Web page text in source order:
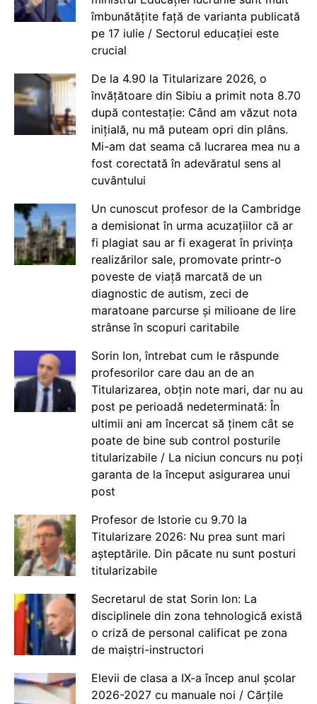
îmbunătățite față de varianta publicată
pe 17 iulie / Sectorul educației este
crucial
De la 4.90 la Titularizare 2026, o
învățătoare din Sibiu a primit nota 8.70
după contestație: Când am văzut nota
inițială, nu mă puteam opri din plâns.
Mi-am dat seama că lucrarea mea nu a
fost corectată în adevăratul sens al
cuvântului
Un cunoscut profesor de la Cambridge
a demisionat în urma acuzațiilor că ar
fi plagiat sau ar fi exagerat în privința
realizărilor sale, promovate printr-o
poveste de viață marcată de un
diagnostic de autism, zeci de
maratoane parcurse și milioane de lire
strânse în scopuri caritabile
Sorin Ion, întrebat cum le răspunde
profesorilor care dau an de an
Titularizarea, obțin note mari, dar nu au
post pe perioadă nedeterminată: În
ultimii ani am încercat să ținem cât se
poate de bine sub control posturile
titularizabile / La niciun concurs nu poți
garanta de la început asigurarea unui
post
Profesor de Istorie cu 9.70 la
Titularizare 2026: Nu prea sunt mari
așteptările. Din păcate nu sunt posturi
titularizabile
Secretarul de stat Sorin Ion: La
disciplinele din zona tehnologică există
o criză de personal calificat pe zona
de maiștri-instructori
Elevii de clasa a IX-a încep anul școlar
2026-2027 cu manuale noi / Cărțile